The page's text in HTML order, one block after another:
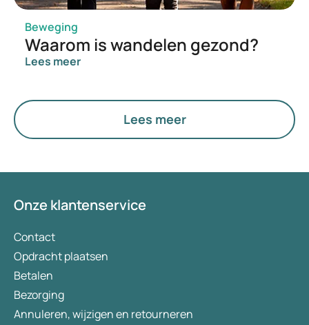
Beweging
Waarom is wandelen gezond?
Lees meer
Lees meer
Onze klantenservice
Contact
Opdracht plaatsen
Betalen
Bezorging
Annuleren, wijzigen en retourneren